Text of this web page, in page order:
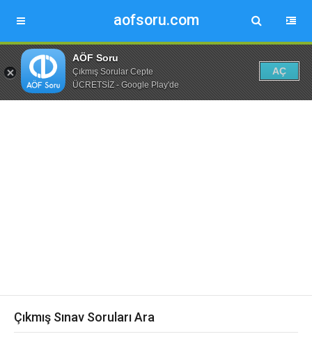
aofsoru.com
AÖF Soru
Çıkmış Sorular Cepte
ÜCRETSİZ - Google Play'de
AÇ
Çıkmış Sınav Soruları Ara